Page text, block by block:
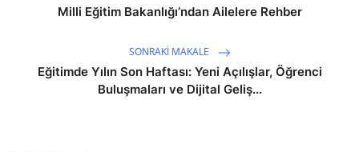
Milli Eğitim Bakanlığı’ndan Ailelere Rehber
SONRAKI MAKALE
Eğitimde Yılın Son Haftası: Yeni Açılışlar, Öğrenci
Buluşmaları ve Dijital Geliş...